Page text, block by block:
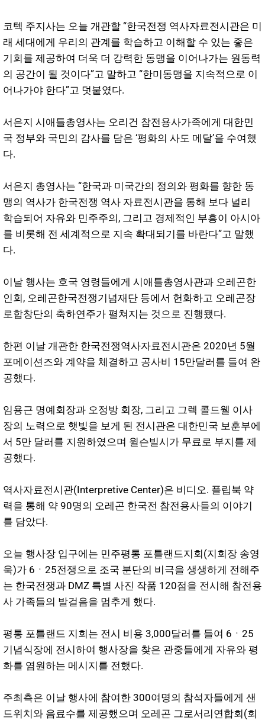
코텍 주지사는 오늘 개관할 “한국전쟁 역사자료전시관은 미
래 세대에게 우리의 관계를 학습하고 이해할 수 있는 좋은
기회를 제공하여 더욱 더 강력한 동맹을 이어나가는 원동력
의 공간이 될 것이다”고 말하고 “한미동맹을 지속적으로 이
어나가야 한다”고 덧붙였다.
서은지 시애틀총영사는 오리건 참전용사가족에게 대한민
국 정부와 국민의 감사를 담은 ‘평화의 사도 메달’을 수여했
다.
서은지 총영사는 “한국과 미국간의 정의와 평화를 향한 동
맹의 역사가 한국전쟁 역사 자료전시관을 통해 보다 널리
학습되어 자유와 민주주의, 그리고 경제적인 부흥이 아시아
를 비롯해 전 세계적으로 지속 확대되기를 바란다”고 말했
다.
이날 행사는 호국 영령들에게 시애틀총영사관과 오레곤한
인회, 오레곤한국전쟁기념재단 등에서 헌화하고 오레곤장
로합창단의 축하연주가 펼쳐지는 것으로 진행됐다.
한편 이날 개관한 한국전쟁역사자료전시관은 2020년 5월
포메이션즈와 계약을 체결하고 공사비 15만달러를 들여 완
공했다.
임용근 명예회장과 오정방 회장, 그리고 그렉 콜드웰 이사
장의 노력으로 햇빛을 보게 된 전시관은 대한민국 보훈부에
서 5만 달러를 지원하였으며 윌슨빌시가 무료로 부지를 제
공했다.
역사자료전시관(Interpretive Center)은 비디오. 플립북 약
력을 통해 약 90명의 오레곤 한국전 참전용사들의 이야기
를 담았다.
오늘 행사장 입구에는 민주평통 포틀랜드지회(지회장 송영
욱)가 6ㆍ25전쟁으로 조국 분단의 비극을 생생하게 전해주
는 한국전쟁과 DMZ 특별 사진 작품 120점을 전시해 참전용
사 가족들의 발걸음을 멈추게 했다.
평통 포틀랜드 지회는 전시 비용 3,000달러를 들여 6ㆍ25
기념식장에 전시하여 행사장을 찾은 관중들에게 자유와 평
화를 염원하는 메시지를 전했다.
주최측은 이날 행사에 참여한 300여명의 참석자들에게 샌
드위치와 음료수를 제공했으며 오레곤 그로서리연합회(회